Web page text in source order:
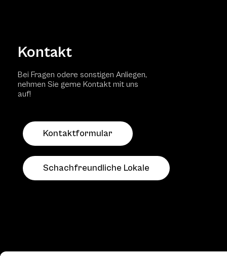
Kontakt
Bei Fragen odere sonstigen Anliegen,
nehmen Sie gerne Kontakt mit uns
auf!
Kontaktformular
Schachfreundliche Lokale